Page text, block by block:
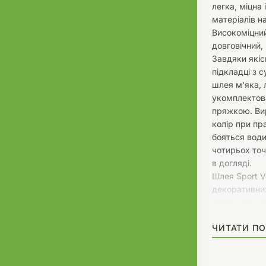
легка, міцна
матеріалів
Завдяки
підкладці з
шлея м'яка,
пряжкою.
колір при
бояться
чотирьох
в догляді.
Шлея Sport
необхідний
ЧИТАТИ